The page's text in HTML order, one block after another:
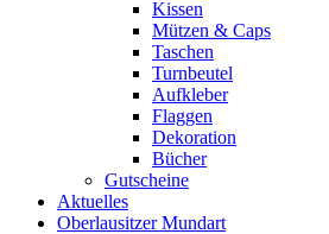
Kissen
Mützen & Caps
Taschen
Turnbeutel
Aufkleber
Flaggen
Dekoration
Bücher
Gutscheine
Aktuelles
Oberlausitzer Mundart